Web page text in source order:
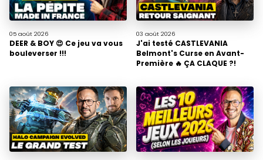
05 août 2026
DEER & BOY 😍 Ce jeu va vous
bouleverser !!!
03 août 2026
J'ai testé CASTLEVANIA
Belmont's Curse en Avant-
Première 🔥 ÇA CLAQUE ?!